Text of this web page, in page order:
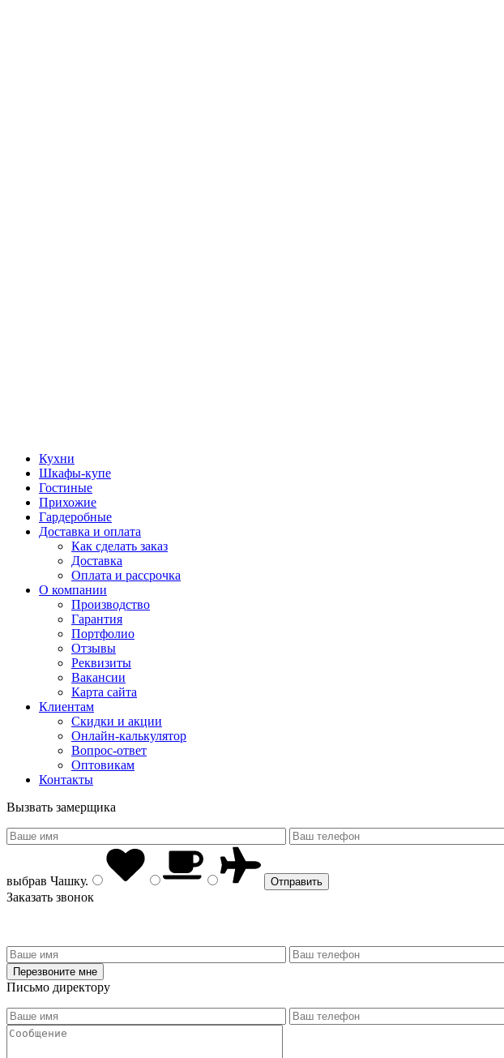
Кухни
Шкафы-купе
Гостиные
Прихожие
Гардеробные
Доставка и оплата
Как сделать заказ
Доставка
Оплата и рассрочка
О компании
Производство
Гарантия
Портфолио
Отзывы
Реквизиты
Вакансии
Карта сайта
Клиентам
Скидки и акции
Онлайн-калькулятор
Вопрос-ответ
Оптовикам
Контакты
Вызвать замерщика
выбрав Чашку.
Заказать звонок
Письмо директору